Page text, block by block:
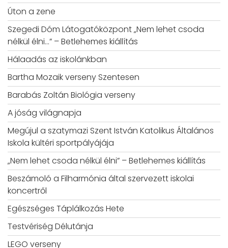
Úton a zene
Szegedi Dóm Látogatóközpont „Nem lehet csoda
nélkül élni…” – Betlehemes kiállítás
Hálaadás az iskolánkban
Bartha Mozaik verseny Szentesen
Barabás Zoltán Biológia verseny
A jóság világnapja
Megújul a szatymazi Szent István Katolikus Általános
Iskola kültéri sportpályájája
„Nem lehet csoda nélkül élni” – Betlehemes kiállítás
Beszámoló a Filharmónia által szervezett iskolai
koncertről
Egészséges Táplálkozás Hete
Testvériség Délutánja
LEGO verseny